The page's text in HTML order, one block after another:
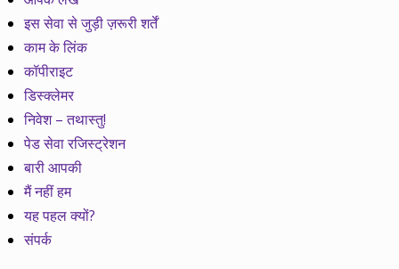
इस सेवा से जुड़ी ज़रूरी शर्तें
काम के लिंक
कॉपीराइट
डिस्क्लेमर
निवेश – तथास्तु!
पेड सेवा रजिस्ट्रेशन
बारी आपकी
मैं नहीं हम
यह पहल क्यों?
संपर्क